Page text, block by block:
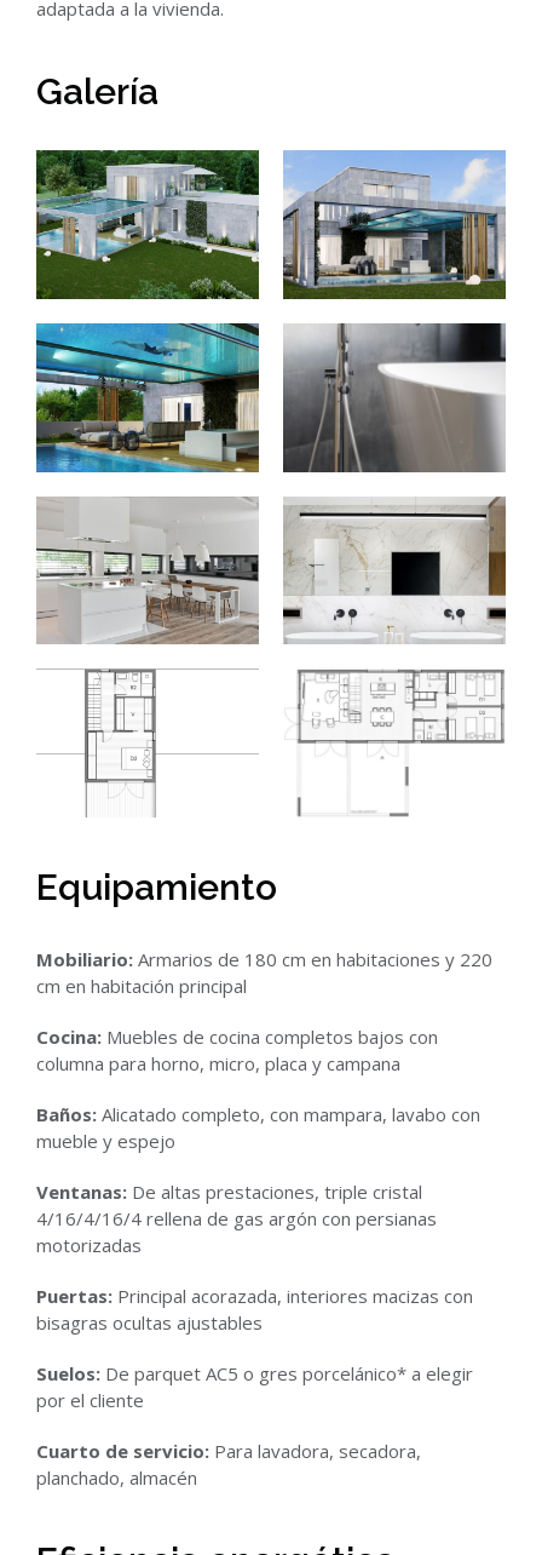
adaptada a la vivienda.
Galería
Equipamiento
Mobiliario: Armarios de 180 cm en habitaciones y 220
cm en habitación principal
Cocina: Muebles de cocina completos bajos con
columna para horno, micro, placa y campana
Baños: Alicatado completo, con mampara, lavabo con
mueble y espejo
Ventanas: De altas prestaciones, triple cristal
4/16/4/16/4 rellena de gas argón con persianas
motorizadas
Puertas: Principal acorazada, interiores macizas con
bisagras ocultas ajustables
Suelos: De parquet AC5 o gres porcelánico* a elegir
por el cliente
Cuarto de servicio: Para lavadora, secadora,
planchado, almacén